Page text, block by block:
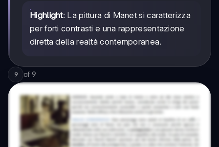
Highlight: La pittura di Manet si caratterizza
per forti contrasti e una rappresentazione
diretta della realtà contemporanea.
9 of 9